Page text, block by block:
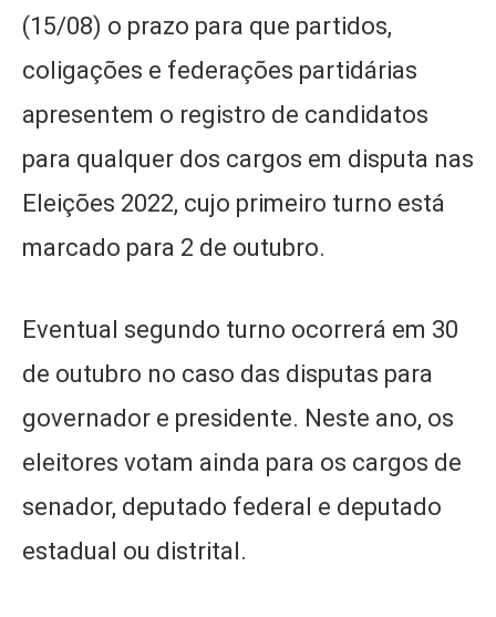
(15/08) o prazo para que partidos,
coligações e federações partidárias
apresentem o registro de candidatos
para qualquer dos cargos em disputa nas
Eleições 2022, cujo primeiro turno está
marcado para 2 de outubro.
Eventual segundo turno ocorrerá em 30
de outubro no caso das disputas para
governador e presidente. Neste ano, os
eleitores votam ainda para os cargos de
senador, deputado federal e deputado
estadual ou distrital.